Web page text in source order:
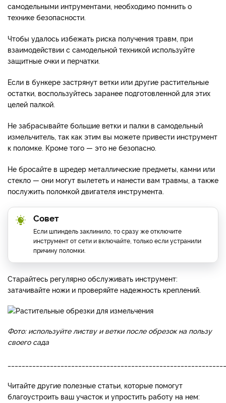
самодельными интрументами, необходимо помнить о
технике безопасности.
Чтобы удалось избежать риска получения травм, при
взаимодействии с самодельной техникой используйте
защитные очки и перчатки.
Если в бункере застрянут ветки или другие растительные
остатки, воспользуйтесь заранее подготовленной для этих
целей палкой.
Не забрасывайте большие ветки и палки в самодельный
измельчитель, так как этим вы можете привести инструмент
к поломке. Кроме того — это не безопасно.
Не бросайте в шредер металлические предметы, камни или
стекло — они могут вылететь и нанести вам травмы, а также
послужить поломкой двигателя инструмента.
Совет
Если шпиндель заклинило, то сразу же отключите
инструмент от сети и включайте, только если устранили
причину поломки.
Старайтесь регулярно обслуживать инструмент:
затачивайте ножи и проверяйте надежность креплений.
Фото: используйте листву и ветки после обрезок на пользу
своего сада
Читайте другие полезные статьи, которые помогут
благоустроить ваш участок и упростить работу на нем: